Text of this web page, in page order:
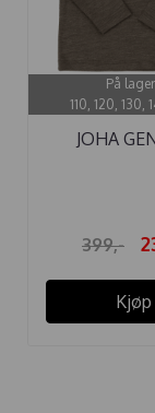
På
110, 120, 130,
JOHA
399,-
Kjøp